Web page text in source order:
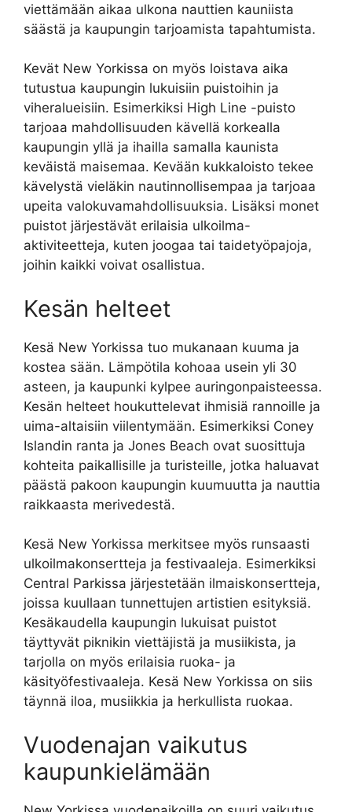
viettämään aikaa ulkona nauttien kauniista
säästä ja kaupungin tarjoamista tapahtumista.
Kevät New Yorkissa on myös loistava aika
tutustua kaupungin lukuisiin puistoihin ja
viheralueisiin. Esimerkiksi High Line -puisto
tarjoaa mahdollisuuden kävellä korkealla
kaupungin yllä ja ihailla samalla kaunista
keväistä maisemaa. Kevään kukkaloisto tekee
kävelystä vieläkin nautinnollisempaa ja tarjoaa
upeita valokuvamahdollisuuksia. Lisäksi monet
puistot järjestävät erilaisia ulkoilma-
aktiviteetteja, kuten joogaa tai taidetyöpajoja,
joihin kaikki voivat osallistua.
Kesän helteet
Kesä New Yorkissa tuo mukanaan kuuma ja
kostea sään. Lämpötila kohoaa usein yli 30
asteen, ja kaupunki kylpee auringonpaisteessa.
Kesän helteet houkuttelevat ihmisiä rannoille ja
uima-altaisiin viilentymään. Esimerkiksi Coney
Islandin ranta ja Jones Beach ovat suosittuja
kohteita paikallisille ja turisteille, jotka haluavat
päästä pakoon kaupungin kuumuutta ja nauttia
raikkaasta merivedestä.
Kesä New Yorkissa merkitsee myös runsaasti
ulkoilmakonsertteja ja festivaaleja. Esimerkiksi
Central Parkissa järjestetään ilmaiskonsertteja,
joissa kuullaan tunnettujen artistien esityksiä.
Kesäkaudella kaupungin lukuisat puistot
täyttyvät piknikin viettäjistä ja musiikista, ja
tarjolla on myös erilaisia ruoka- ja
käsityöfestivaaleja. Kesä New Yorkissa on siis
täynnä iloa, musiikkia ja herkullista ruokaa.
Vuodenajan vaikutus
kaupunkielämään